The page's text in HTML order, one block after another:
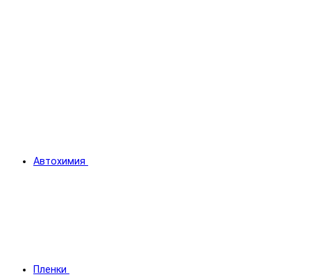
Автохимия
Пленки